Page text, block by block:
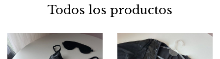
Todos los productos